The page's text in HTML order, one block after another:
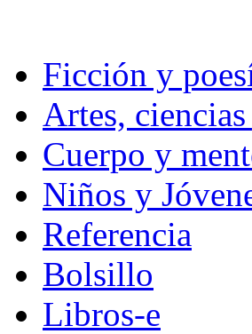
Ficción y
Artes,
Cuerpo y
Niños y
Referencia
Bolsillo
Libros-e